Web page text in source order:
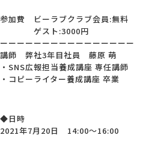
参加費 ビーラブクラブ会員:無料
ゲスト:3000円
ーーーーーーーーーーーーーーーー
講師 弊社3年目社員 藤原 萌
・SNS広報担当養成講座 専任講師
・コピーライター養成講座 卒業
◆日時
2021年7月20日 14:00～16:00